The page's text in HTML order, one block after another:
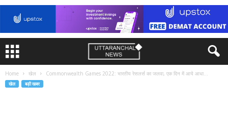
Home खेल Commonwealth Games 2022: भारतीय रेसलर्स का जलवा, एक दिन में आये आधा...
खेल बड़ी खबर